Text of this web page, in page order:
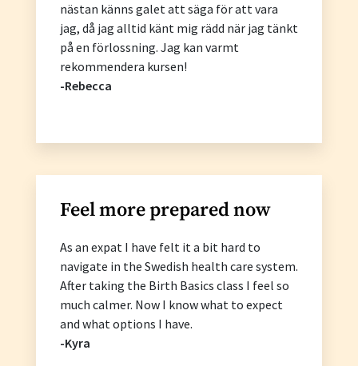
nästan känns galet att säga för att vara
jag, då jag alltid känt mig rädd när jag tänkt
på en förlossning. Jag kan varmt
rekommendera kursen!
-Rebecca
Feel more prepared now
As an expat I have felt it a bit hard to
navigate in the Swedish health care system.
After taking the Birth Basics class I feel so
much calmer. Now I know what to expect
and what options I have.
-Kyra